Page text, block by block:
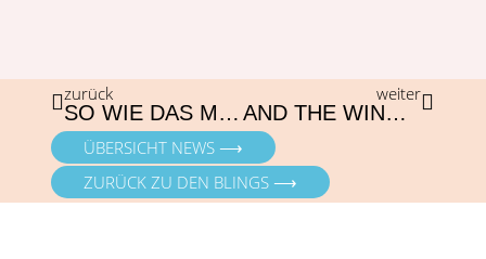
zurück
SO WIE DAS MEER UND LENAS WUNDERSCHÖNE BLAUE AUGEN…
weiter
AND THE WINNER IS…
ÜBERSICHT NEWS ⟶
ZURÜCK ZU DEN BLINGS ⟶